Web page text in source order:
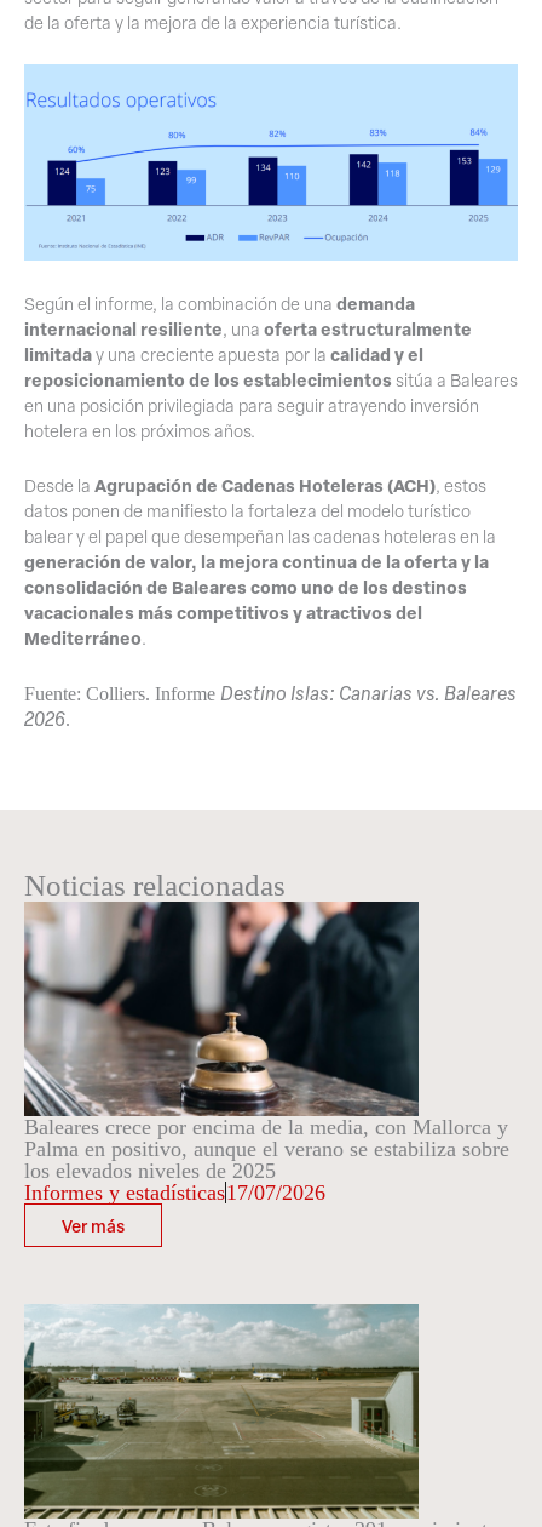
de la oferta y la mejora de la experiencia turística.
Según el informe, la combinación de una demanda
internacional resiliente, una oferta estructuralmente
limitaday una creciente apuesta por la calidad y el
reposicionamiento de los establecimientos sitúa a Baleares
en una posición privilegiada para seguir atrayendo inversión
hotelera en los próximos años.
Desde la Agrupación de Cadenas Hoteleras (ACH), estos
datos ponen de manifiesto la fortaleza del modelo turístico
balear y el papel que desempeñan las cadenas hoteleras en la
generación de valor, la mejora continua de la oferta y la
consolidación de Baleares como uno de los destinos
vacacionales más competitivos y atractivos del
Mediterráneo.
Fuente: Colliers. Informe Destino Islas: Canarias vs. Baleares
2026.
Noticias relacionadas
Baleares crece por encima de la media, con Mallorca y
Palma en positivo, aunque el verano se estabiliza sobre
los elevados niveles de 2025
Informes y estadísticas17/07/2026
Ver más